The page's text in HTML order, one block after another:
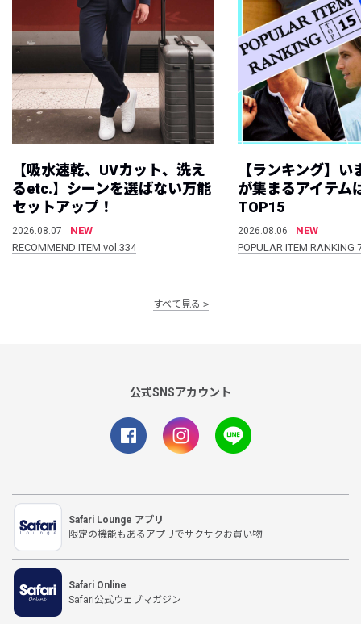
【吸水速乾、UVカット、洗え
るetc.】シーンを選ばない万能
セットアップ！
2026.08.07
NEW
RECOMMEND ITEM vol.334
【ランキング】
が集まるアイテム
TOP15
2026.08.06
NEW
POPULAR ITEM
すべて見る
公式SNSアカウント
Safari Lounge アプリ
限定の機能もあるアプリでサクサクお買い物
Safari Online
Safari公式ウェブマガジン